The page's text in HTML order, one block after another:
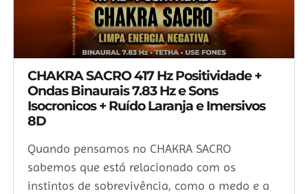
CHAKRA SACRO 417 Hz Positividade +
Ondas Binaurais 7.83 Hz e Sons
Isocronicos + Ruído Laranja e Imersivos
8D
Quando pensamos no CHAKRA SACRO
sabemos que está relacionado com os
instintos de sobrevivência, como o medo e a